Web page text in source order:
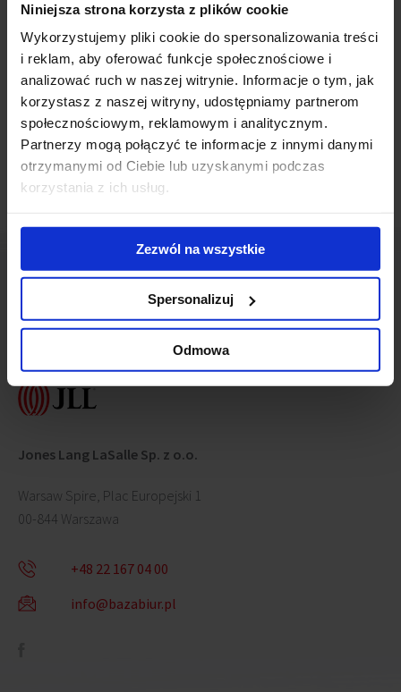
Niniejsza strona korzysta z plików cookie
Wykorzystujemy pliki cookie do spersonalizowania treści
i reklam, aby oferować funkcje społecznościowe i
analizować ruch w naszej witrynie. Informacje o tym, jak
korzystasz z naszej witryny, udostępniamy partnerom
społecznościowym, reklamowym i analitycznym.
Partnerzy mogą połączyć te informacje z innymi danymi
otrzymanymi od Ciebie lub uzyskanymi podczas
korzystania z ich usług.
Zezwól na wszystkie
Spersonalizuj
Odmowa
In addition to shops decorated with beautiful windows, we can also
find there on the upper floors almost 35,000 sqm office space. For
future tenants, many modern amenities will be waiting, such as
charging stations for electric cars.Renomais powered by 100%
green energy and has received the BREEAM certificate at the
Excellent level.
Contact us
Jones Lang LaSalle Sp. z o.o.
Warsaw Spire, Plac Europejski 1
00-844 Warszawa
+48 22 167 04 00
info@bazabiur.pl